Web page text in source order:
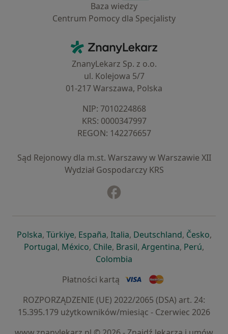
Baza wiedzy
Centrum Pomocy dla Specjalisty
ZnanyLekarz - Strona główna
ZnanyLekarz Sp. z o.o.
ul. Kolejowa 5/7
01-217 Warszawa, Polska
NIP: ⁠7010224868
KRS: ⁠0000347997
REGON: ⁠142276657
Sąd Rejonowy dla m.st. Warszawy w Warszawie XII
Wydział Gospodarczy KRS
Polskaotwiera się w nowej karcie
, Türkiyeotwiera się w nowej karcie
, Españaotwiera się w nowej karcie
, Italiaotwiera się w nowej
, Deutschlandotwiera się
, Česko,
Portugalotwiera się w nowej karcie
, Méxicootwiera się w nowej karcie
, Chileotwiera się w nowej karcie
, Brasilotwiera się w nowej
, Argentinaotwiera się
, Perú,
Colombia
Płatności kartą
ROZPORZĄDZENIE (UE) 2022/2065 (DSA) art. 24:
15.395.179 użytkowników/miesiąc - Czerwiec 2026